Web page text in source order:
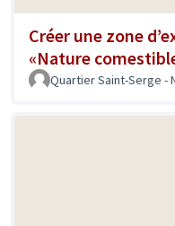
Créer une zone
«Nature
Quartier Saint-Serge -